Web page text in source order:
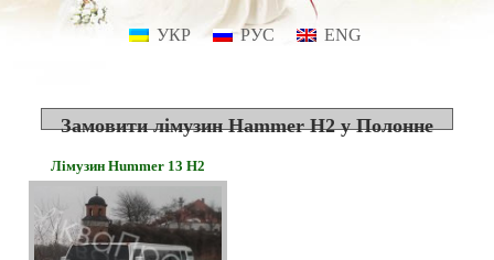
УКР РУС ENG
Замовити лімузин Hammer H2 у Полонне
Лімузин Hummer 13 H2